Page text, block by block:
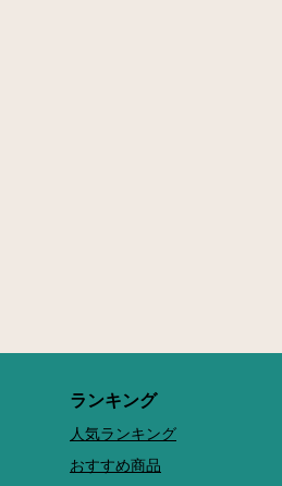
ランキング
人気ランキング
おすすめ商品